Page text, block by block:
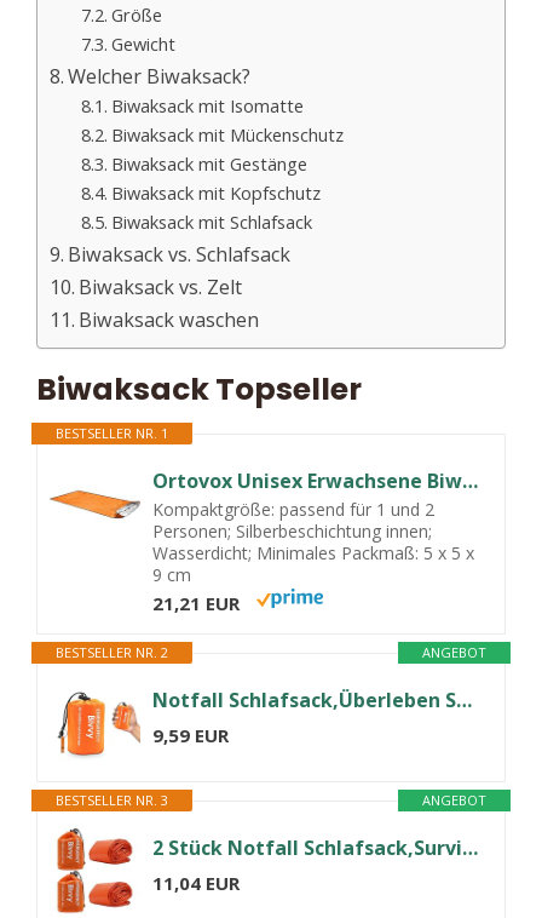
Größe
Gewicht
Welcher Biwaksack?
Biwaksack mit Isomatte
Biwaksack mit Mückenschutz
Biwaksack mit Gestänge
Biwaksack mit Kopfschutz
Biwaksack mit Schlafsack
Biwaksack vs. Schlafsack
Biwaksack vs. Zelt
Biwaksack waschen
Biwaksack Topseller
BESTSELLER NR. 1
Ortovox Unisex Erwachsene Biwaksack Bivy Ultralight, Shocking orange, One Size, 2510000001, 235 x 110 cm (bis 2 Personen)
Kompaktgröße: passend für 1 und 2
Personen; Silberbeschichtung innen;
Wasserdicht; Minimales Packmaß: 5 x 5 x
9 cm
21,21 EUR
ANGEBOT
BESTSELLER NR. 2
Notfall Schlafsack,Überleben Schlafsack, Survival Biwaksack Erste Hilfe Rettungsdecken Wasserdicht Notfalldecke Warm Tube Zelt Ultraleicht Hitzeabweisend Kälteschutz Rettungszelt für Outdoor
9,59 EUR
ANGEBOT
BESTSELLER NR. 3
2 Stück Notfall Schlafsack,Survival Biwaksack,Rettungsdecken,Überleben Schlafsack, Notfalldecken,Survival Ausrüstung für Camping und Outdoor-Wandern
11,04 EUR